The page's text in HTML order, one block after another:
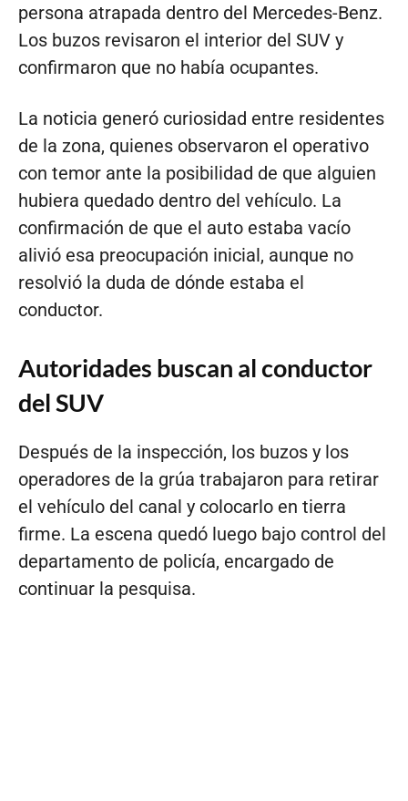
persona atrapada dentro del Mercedes-Benz.
Los buzos revisaron el interior del SUV y
confirmaron que no había ocupantes.
La noticia generó curiosidad entre residentes
de la zona, quienes observaron el operativo
con temor ante la posibilidad de que alguien
hubiera quedado dentro del vehículo. La
confirmación de que el auto estaba vacío
alivió esa preocupación inicial, aunque no
resolvió la duda de dónde estaba el
conductor.
Autoridades buscan al conductor
del SUV
Después de la inspección, los buzos y los
operadores de la grúa trabajaron para retirar
el vehículo del canal y colocarlo en tierra
firme. La escena quedó luego bajo control del
departamento de policía, encargado de
continuar la pesquisa.